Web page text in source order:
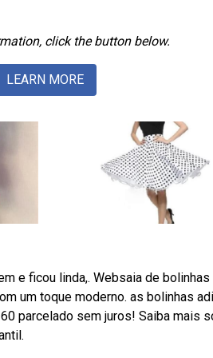
click the button below.
LEARN MORE
e ficou linda,. Websaia de
um toque moderno. as bolinhas
parcelado sem juros! Saiba mais